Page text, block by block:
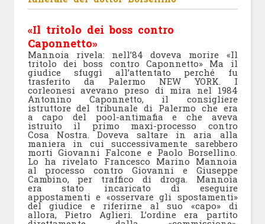
«Il tritolo dei boss contro
Caponnetto»
Mannoia rivela: nell’84 doveva morire «Il
tritolo dei boss contro Caponnetto» Ma il
giudice sfuggì all’attentato perché fu
trasferito da Palermo NEW YORK. I
corleonesi avevano preso di mira nel 1984
Antonino Caponnetto, il consigliere
istruttore del tribunale di Palermo che era
a capo del pool-antimafia e che aveva
istruito il primo maxi-processo contro
Cosa Nostra. Doveva saltare in aria alla
maniera in cui successivamente sarebbero
morti Giovanni Falcone e Paolo Borsellino.
Lo ha rivelato Francesco Marino Mannoia
al processo contro Giovanni e Giuseppe
Cambino, per traffico di droga. Mannoia
era stato incaricato di eseguire
appostamenti e «osservare gli spostamenti»
del giudice e riferirne al suo «capo» di
allora, Pietro Aglieri. L’ordine era partito